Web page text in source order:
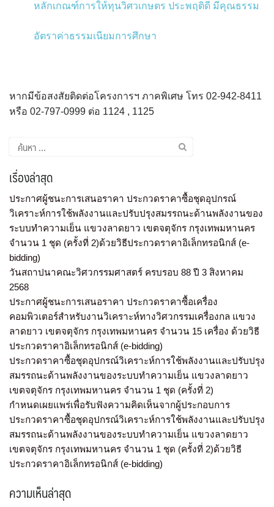
หลักเกณฑ์การให้ทุนวิศวเกษตร ประพฤติดี มีคุณธรรม
อัตราค่าธรรมเนียมการศึกษา
หากมีข้อสงสัยติดต่อโครงการฯ ภาคพิเศษ โทร 02-942-8411
หรือ 02-797-0999 ต่อ 1124 , 1125
เรื่องล่าสุด
ประกาศผู้ชนะการเสนอราคา ประกวดราคาซื้อชุดอุปกรณ์
วิเคราะห์การใช้พลังงานและปรับปรุงสมรรถนะด้านพลังงานของ
ระบบทำความเย็น แขวงลาดยาว เขตจตุจักร กรุงเทพมหานคร
จำนวน 1 ชุด (ครั้งที่ 2)ด้วยวิธีประกวดราคาอิเล็กทรอนิกส์ (e-
bidding)
วันสถาปนาคณะวิศวกรรมศาสตร์ ครบรอบ 88 ปี 3 สิงหาคม
2568
ประกาศผู้ชนะการเสนอราคา ประกวดราคาซื้อเครื่อง
คอมพิวเตอร์สำหรับงานวิเคราะห์ทางวิศวกรรมเครื่องกล แขวง
ลาดยาว เขตจตุจักร กรุงเทพมหานคร จำนวน 15 เครื่อง ด้วยวิธี
ประกวดราคาอิเล็กทรอนิกส์ (e-bidding)
ประกวดราคาซื้อชุดอุปกรณ์วิเคราะห์การใช้พลังงานและปรับปรุง
สมรรถนะด้านพลังงานของระบบทำความเย็น แขวงลาดยาว
เขตจตุจักร กรุงเทพมหานคร จำนวน 1 ชุด (ครั้งที่ 2)
กำหนดเผยแพร่เพื่อรับฟังความคิดเห็นจากผู้ประกอบการ
ประกวดราคาซื้อชุดอุปกรณ์วิเคราะห์การใช้พลังงานและปรับปรุง
สมรรถนะด้านพลังงานของระบบทำความเย็น แขวงลาดยาว
เขตจตุจักร กรุงเทพมหานคร จำนวน 1 ชุด (ครั้งที่ 2)ด้วยวิธี
ประกวดราคาอิเล็กทรอนิกส์ (e-bidding)
ความเห็นล่าสุด